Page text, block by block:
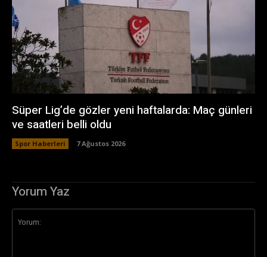
Süper Lig’de gözler yeni haftalarda: Maç günleri
ve saatleri belli oldu
Spor Haberleri 7 Ağustos 2026
Yorum Yaz